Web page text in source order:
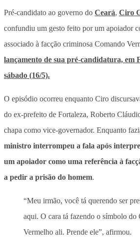
Pré-candidato ao governo do Ceará, Ciro
confundiu um gesto feito por um apoiador
associado à facção criminosa Comando
lançamento de sua pré-candidatura, em
sábado (16/5).
O episódio ocorreu enquanto Ciro
do ex-prefeito de Fortaleza, Roberto
chapa como vice-governador. Enquanto
ministro interrompeu a fala após
um apoiador como uma referência à
a pedir a prisão do homem.
“Meu irmão, você tá querendo ser
aqui. O cara tá fazendo o símbolo do
Vermelho ali. Prende ele”, afirmou.